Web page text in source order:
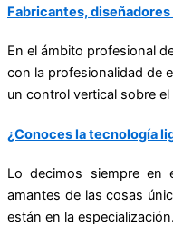
Fabricantes,
En el ámbito profesional
con la profesionalidad de
un control vertical sobre
¿Conoces la tecnología
Lo decimos siempre en
amantes de las cosas
están en la